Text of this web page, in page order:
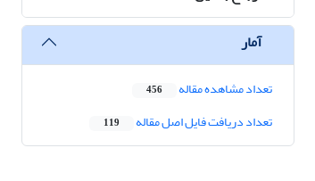
آمار
تعداد مشاهده مقاله 456
تعداد دریافت فایل اصل مقاله 119